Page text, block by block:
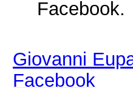
Facebook.
Giovanni
Facebook